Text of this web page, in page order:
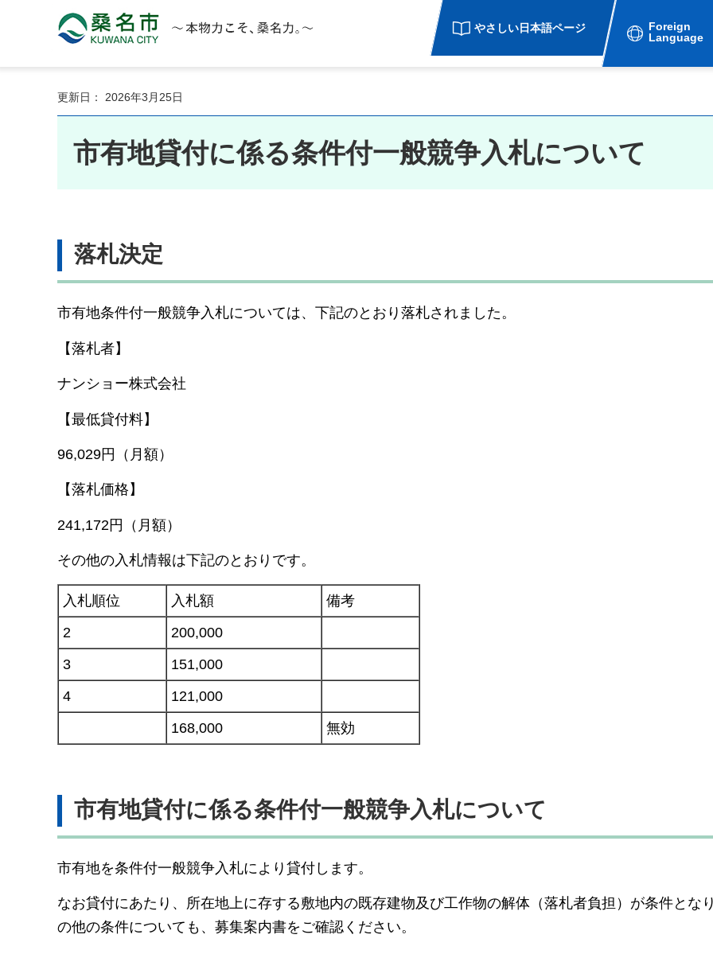
桑名市 KUWANA CITY 本物力こそ、桑名力。
やさしい日本語ページ
Foreign
Language
更新日： 2026年3月25日
市有地貸付に係る条件付一般競争入札について
落札決定
市有地条件付一般競争入札については、下記のとおり落札されました。
【落札者】
ナンショー株式会社
【最低貸付料】
96,029円（月額）
【落札価格】
241,172円（月額）
その他の入札情報は下記のとおりです。
入札順位 入札額
備考
2
200,000
3
151,000
4
121,000
168,000
無効
市有地貸付に係る条件付一般競争入札について
市有地を条件付一般競争入札により貸付します。
なお貸付にあたり、所在地上に存する敷地内の既存建物及び工作物の解体（落札者負担）が条件とな
の他の条件についても、募集案内書をご確認ください。